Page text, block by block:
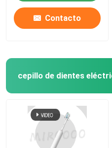
Contacto
cepillo de dientes